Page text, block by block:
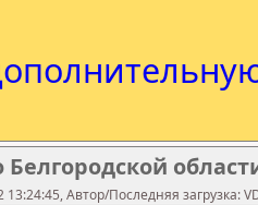
Автор/Последняя загрузка: